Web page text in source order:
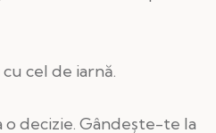
cel de iarnă.
o decizie. Gândește-te la